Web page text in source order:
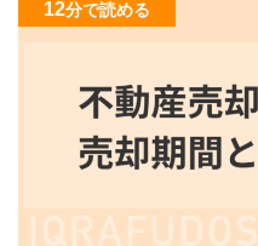
12分で読める